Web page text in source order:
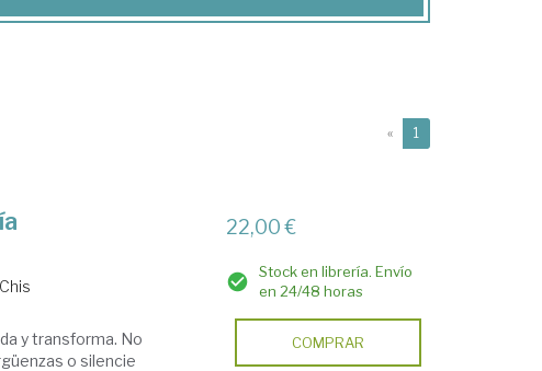
« 1
y transforma. No
o silencie
22,00 €
Stock en librería. Envío
en 24/48 horas
COMPRAR